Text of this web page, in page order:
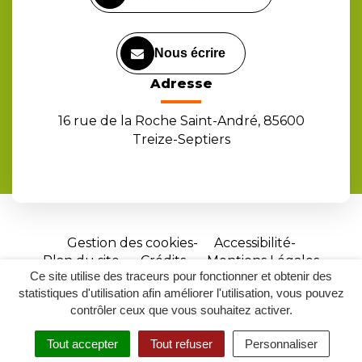
Ce site utilise des traceurs pour fonctionner et obtenir des
statistiques d'utilisation afin améliorer l'utilisation, vous pouvez
contrôler ceux que vous souhaitez activer.
Tout accepter Tout refuser Personnaliser
RECHERCHER
ACCESSIBILITÉ
Nous écrire
Adresse
16 rue de la Roche Saint-André, 85600
Treize-Septiers
Gestion des cookies
Accessibilité
Plan du site
Crédits
Mentions Légales
Site
réalisé
par
Inovagora